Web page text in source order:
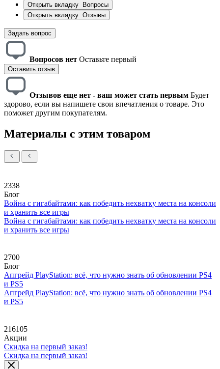
Открыть вкладку
Вопросы
Открыть вкладку Отзывы
Задать вопрос
Вопросов нет Оставьте первый
Оставить отзыв
Отзывов еще нет - ваш может стать первым Будет
здорово, если вы напишете свои впечатления о товаре. Это
поможет другим покупателям.
Материалы с этим товаром
2338
Блог
Война с гигабайтами: как победить нехватку места на консоли
и хранить все игры
Война с гигабайтами: как победить нехватку места на консоли
и хранить все игры
2700
Блог
Апгрейд PlayStation: всё, что нужно знать об обновлении PS4
и PS5
Апгрейд PlayStation: всё, что нужно знать об обновлении PS4
и PS5
216105
Акции
Скидка на первый заказ!
Скидка на первый заказ!